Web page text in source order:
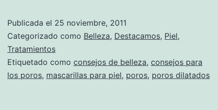
Publicada el 25 noviembre, 2011
Categorizado como Belleza, Destacamos, Piel,
Tratamientos
Etiquetado como consejos de belleza, consejos para
los poros, mascarillas para piel, poros, poros dilatados